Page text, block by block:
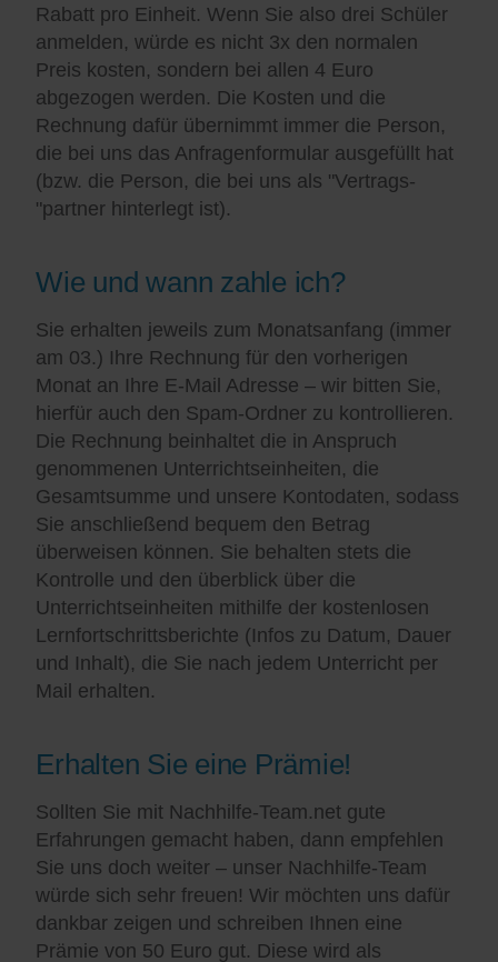
Rabatt pro Einheit. Wenn Sie also drei Schüler
anmelden, würde es nicht 3x den normalen
Preis kosten, sondern bei allen 4 Euro
abgezogen werden. Die Kosten und die
Rechnung dafür übernimmt immer die Person,
die bei uns das Anfragenformular ausgefüllt hat
(bzw. die Person, die bei uns als "Vertrags-
"partner hinterlegt ist).
Wie und wann zahle ich?
Sie erhalten jeweils zum Monatsanfang (immer
am 03.) Ihre Rechnung für den vorherigen
Monat an Ihre E-Mail Adresse – wir bitten Sie,
hierfür auch den Spam-Ordner zu kontrollieren.
Die Rechnung beinhaltet die in Anspruch
genommenen Unterrichtseinheiten, die
Gesamtsumme und unsere Kontodaten, sodass
Sie anschließend bequem den Betrag
überweisen können. Sie behalten stets die
Kontrolle und den überblick über die
Unterrichtseinheiten mithilfe der kostenlosen
Lernfortschrittsberichte (Infos zu Datum, Dauer
und Inhalt), die Sie nach jedem Unterricht per
Mail erhalten.
Erhalten Sie eine Prämie!
Sollten Sie mit Nachhilfe-Team.net gute
Erfahrungen gemacht haben, dann empfehlen
Sie uns doch weiter – unser Nachhilfe-Team
würde sich sehr freuen! Wir möchten uns dafür
dankbar zeigen und schreiben Ihnen eine
Prämie von 50 Euro gut. Diese wird als